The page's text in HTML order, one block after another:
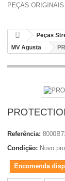
PEÇAS ORIGINAIS
Peças
MV Agusta
Referência:
Condição: Novo
Encomenda